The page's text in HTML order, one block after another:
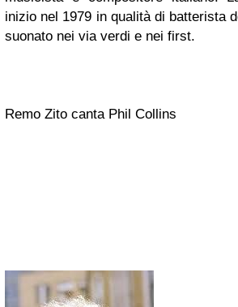
inizio nel 1979 in qualità di batterista
suonato nei via verdi e nei first.
Remo Zito canta Phil Collins